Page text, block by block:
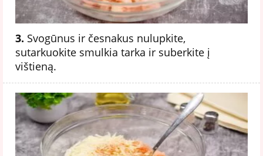
3. Svogūnus ir česnakus nulupkite,
sutarkuokite smulkia tarka ir suberkite į
vištieną.